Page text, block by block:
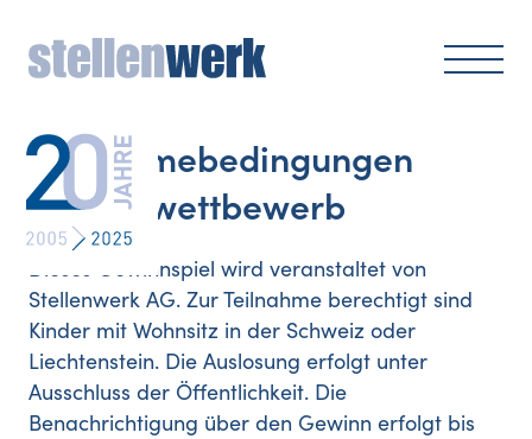
Teilnahmebedingungen
Ausmalwettbewerb
Dieses Gewinnspiel wird veranstaltet von
Stellenwerk AG. Zur Teilnahme berechtigt sind
Kinder mit Wohnsitz in der Schweiz oder
Liechtenstein. Die Auslosung erfolgt unter
Ausschluss der Öffentlichkeit. Die
Benachrichtigung über den Gewinn erfolgt bis